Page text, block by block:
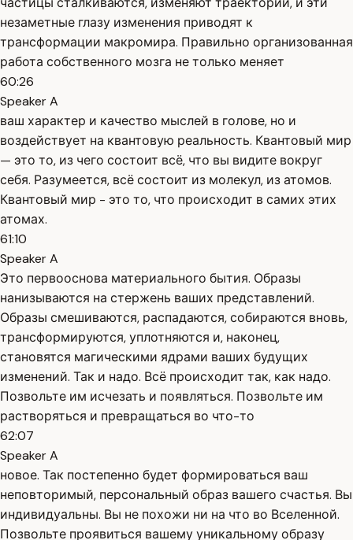
незаметные глазу изменения приводят к
трансформации макромира. Правильно организованная
работа собственного мозга не только меняет
60:26
Speaker A
ваш характер и качество мыслей в голове, но и
воздействует на квантовую реальность. Квантовый мир
— это то, из чего состоит всё, что вы видите вокруг
себя. Разумеется, всё состоит из молекул, из атомов.
Квантовый мир - это то, что происходит в самих этих
атомах.
61:10
Speaker A
Это первооснова материального бытия. Образы
нанизываются на стержень ваших представлений.
Образы смешиваются, распадаются, собираются вновь,
трансформируются, уплотняются и, наконец,
становятся магическими ядрами ваших будущих
изменений. Так и надо. Всё происходит так, как надо.
Позвольте им исчезать и появляться. Позвольте им
растворяться и превращаться во что-то
62:07
Speaker A
новое. Так постепенно будет формироваться ваш
неповторимый, персональный образ вашего счастья. Вы
индивидуальны. Вы не похожи ни на что во Вселенной.
Позвольте проявиться вашему уникальному образу